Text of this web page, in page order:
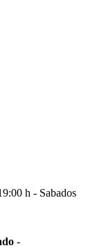
h - Sabados
-